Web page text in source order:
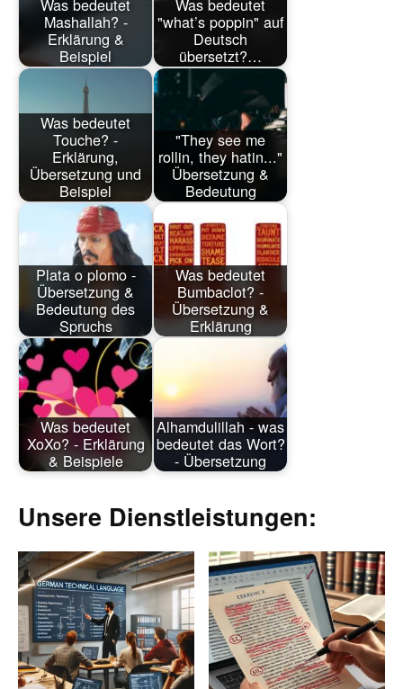
Was bedeutet
Mashallah? -
Erklärung &
Beispiel
Was bedeutet
"what’s poppin" auf
Deutsch
übersetzt?…
Was bedeutet
Touche? -
Erklärung,
Übersetzung und
Beispiel
"They see me
rollin, they hatin..."
Übersetzung &
Bedeutung
Plata o plomo -
Übersetzung &
Bedeutung des
Spruchs
Was bedeutet
Bumbaclot? -
Übersetzung &
Erklärung
Was bedeutet
XoXo? - Erklärung
& Beispiele
Alhamdulillah - was
bedeutet das Wort?
- Übersetzung
Unsere Dienstleistungen: